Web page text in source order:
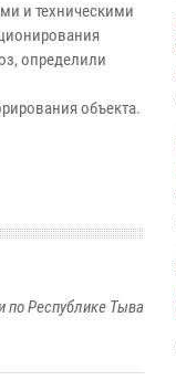
и техническими
определили
объекта.
по Республике Тыва